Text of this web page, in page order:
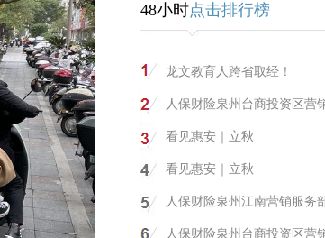
48小时点击排行榜
龙文教育人跨省取经！
人保财险泉州台商投资区营
看见惠安｜立秋
看见惠安｜立秋
人保财险泉州江南营销服务
人保财险泉州台商投资区营